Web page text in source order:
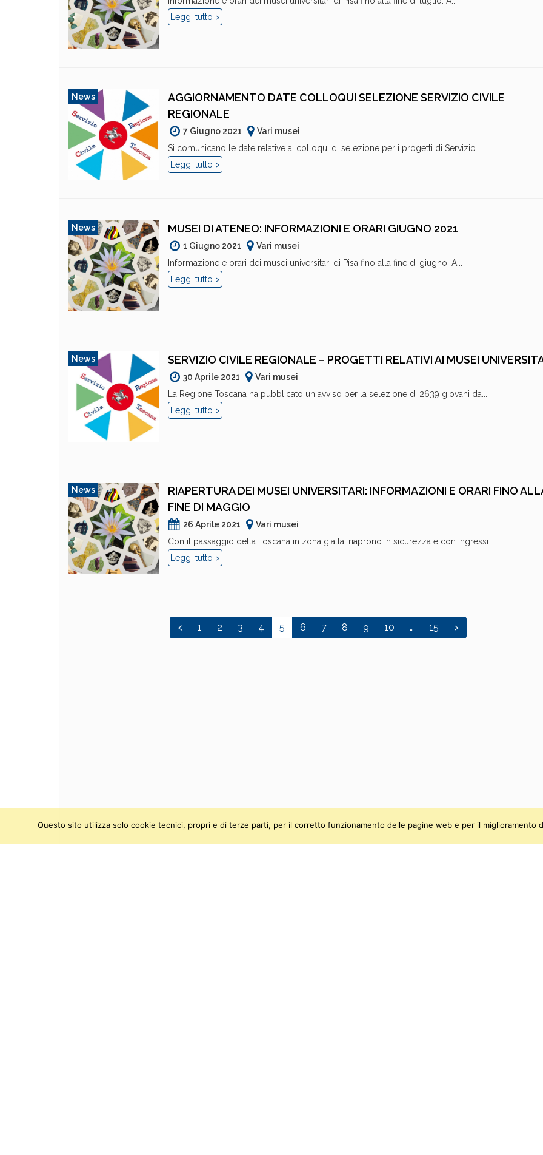
Leggi tutto >
News
AGGIORNAMENTO DATE COLLOQUI SELEZIONE SERVIZIO CIVILE
REGIONALE
7 Giugno 2021
Vari musei
Si comunicano le date relative ai colloqui di selezione per i progetti di Servizio...
Leggi tutto >
News MUSEI DI ATENEO: INFORMAZIONI E ORARI GIUGNO 2021
1 Giugno 2021
Vari musei
Informazione e orari dei musei universitari di Pisa fino alla fine di giugno. A...
Leggi tutto >
News SERVIZIO CIVILE REGIONALE – PROGETTI RELATIVI AI MUSEI
30 Aprile 2021
Vari musei
La Regione Toscana ha pubblicato un avviso per la selezione di 2639 giovani da...
Leggi tutto >
News
RIAPERTURA DEI MUSEI UNIVERSITARI: INFORMAZIONI E ORARI FINO
FINE DI MAGGIO
26 Aprile 2021
Vari musei
Con il passaggio della Toscana in zona gialla, riaprono in sicurezza e con ingressi...
Leggi tutto >
< 1 2 3 4 5 6 7 8 9 10 … 15 >
Questo sito utilizza solo cookie tecnici, propri e di terze parti, per il corretto funzionamento delle pagine web e per il miglioramento